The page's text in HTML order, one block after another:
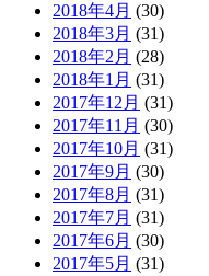
2018年4月 (30)
2018年3月 (31)
2018年2月 (28)
2018年1月 (31)
2017年12月 (31)
2017年11月 (30)
2017年10月 (31)
2017年9月 (30)
2017年8月 (31)
2017年7月 (31)
2017年6月 (30)
2017年5月 (31)